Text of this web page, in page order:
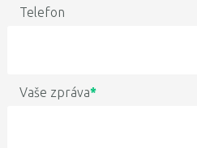
Telefon
Vaše zpráva*